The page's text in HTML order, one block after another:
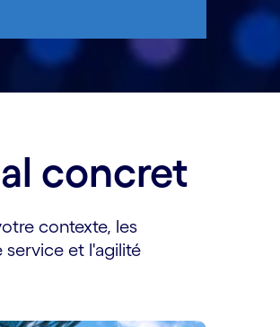
concret
contexte, les
et l'agilité